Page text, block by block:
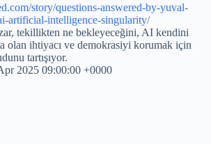
story/questions-answered-by-yuval-
artificial-intelligence-singularity/
tekillikten ne bekleyeceğini, AI kendini
olan ihtiyacı ve demokrasiyi korumak için
tartışıyor.
2025 09:00:00 +0000